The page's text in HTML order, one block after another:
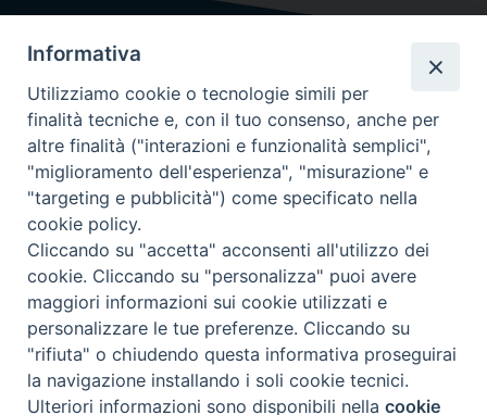
chi siamo informativa sulla privacy
2024 - 2025 COPYRIGHT - Redazione: Piazza dell'Ateneo Salesiano 1 - 00139
Roma - Telefono: 06.87290637
Preferenze Cookie
Informativa
Utilizziamo cookie o tecnologie simili per
finalità tecniche e, con il tuo consenso, anche per
altre finalità ("interazioni e funzionalità semplici",
"miglioramento dell'esperienza", "misurazione" e
"targeting e pubblicità") come specificato nella
cookie policy.
Cliccando su "accetta" acconsenti all'utilizzo dei
cookie. Cliccando su "personalizza" puoi avere
maggiori informazioni sui cookie utilizzati e
personalizzare le tue preferenze. Cliccando su
"rifiuta" o chiudendo questa informativa proseguirai
la navigazione installando i soli cookie tecnici.
Ulteriori informazioni sono disponibili nellacookie